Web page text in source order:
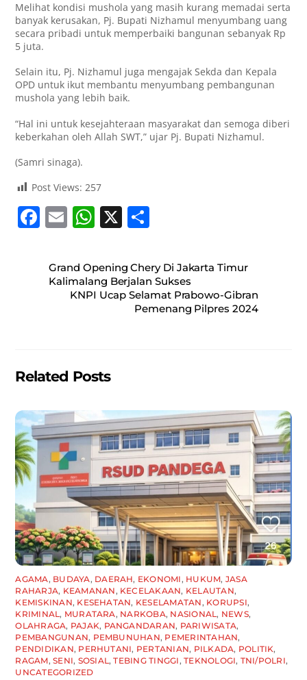
Melihat kondisi mushola yang masih kurang memadai serta
banyak kerusakan, Pj. Bupati Nizhamul menyumbang uang
secara pribadi untuk memperbaiki bangunan sebanyak Rp
5 juta.
Selain itu, Pj. Nizhamul juga mengajak Sekda dan Kepala
OPD untuk ikut membantu menyumbang pembangunan
mushola yang lebih baik.
“Hal ini untuk kesejahteraan masyarakat dan semoga diberi
keberkahan oleh Allah SWT,” ujar Pj. Bupati Nizhamul.
(Samri sinaga).
Post Views: 257
F
c
e
k
E
ai
l
W
at
s
A
X
ar
e
Grand Opening Chery Di Jakarta Timur
Kalimalang Berjalan Sukses
KNPI Ucap Selamat Prabowo-Gibran
Pemenang Pilpres 2024
Related Posts
AGAMA, BUDAYA, DAERAH, EKONOMI , HUKUM, JASA
RAHARJA, KEAMANAN , KECELAKAAN, KELAUTAN,
KEMISKINAN, KESEHATAN, KESELAMATAN , KORUPSI,
KRIMINAL , MURATARA, NARKOBA, NASIONAL , NEWS,
OLAHRAGA, PAJAK, PANGANDARAN, PARIWISATA,
PEMBANGUNAN, PEMBUNUHAN, PEMERINTAHAN,
PENDIDIKAN, PERHUTANI, PERTANIAN, PILKADA, POLITIK,
RAGAM,SENI, SOSIAL ,TEBING TINGGI ,TEKNOLOGI, TNI/POLRI,
UNCATEGORIZED